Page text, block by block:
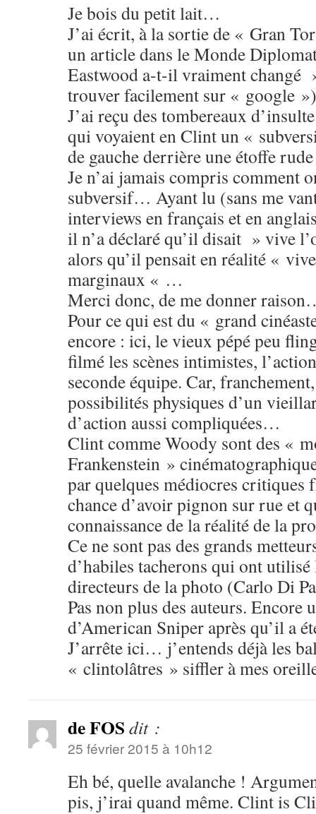
Je bois du petit lait…
J’ai écrit, à la sortie de « Gran
un article dans le Monde
Eastwood a-t-il vraiment changé
trouver facilement sur « google
J’ai reçu des tombereaux
qui voyaient en Clint un «
de gauche derrière une étoffe
Je n’ai jamais compris comment
subversif… Ayant lu (sans me
interviews en français et en
il n’a déclaré qu’il disait » vive
alors qu’il pensait en réalité «
marginaux « …
Merci donc, de me donner
Pour ce qui est du « grand
encore : ici, le vieux pépé peu
filmé les scènes intimistes,
seconde équipe. Car,
possibilités physiques d’un
d’action aussi compliquées…
Clint comme Woody sont des «
Frankenstein »
par quelques médiocres critiques
chance d’avoir pignon sur rue et
connaissance de la réalité de la
Ce ne sont pas des grands
d’habiles tacherons qui ont
directeurs de la photo (Carlo Di
Pas non plus des auteurs. Encore
d’American Sniper après qu’il a
J’arrête ici… j’entends déjà les
« clintolâtres » siffler à mes
de FOS dit :
25 février 2015 à 10h12
Eh bé, quelle avalanche !
pis, j’irai quand même. Clint is